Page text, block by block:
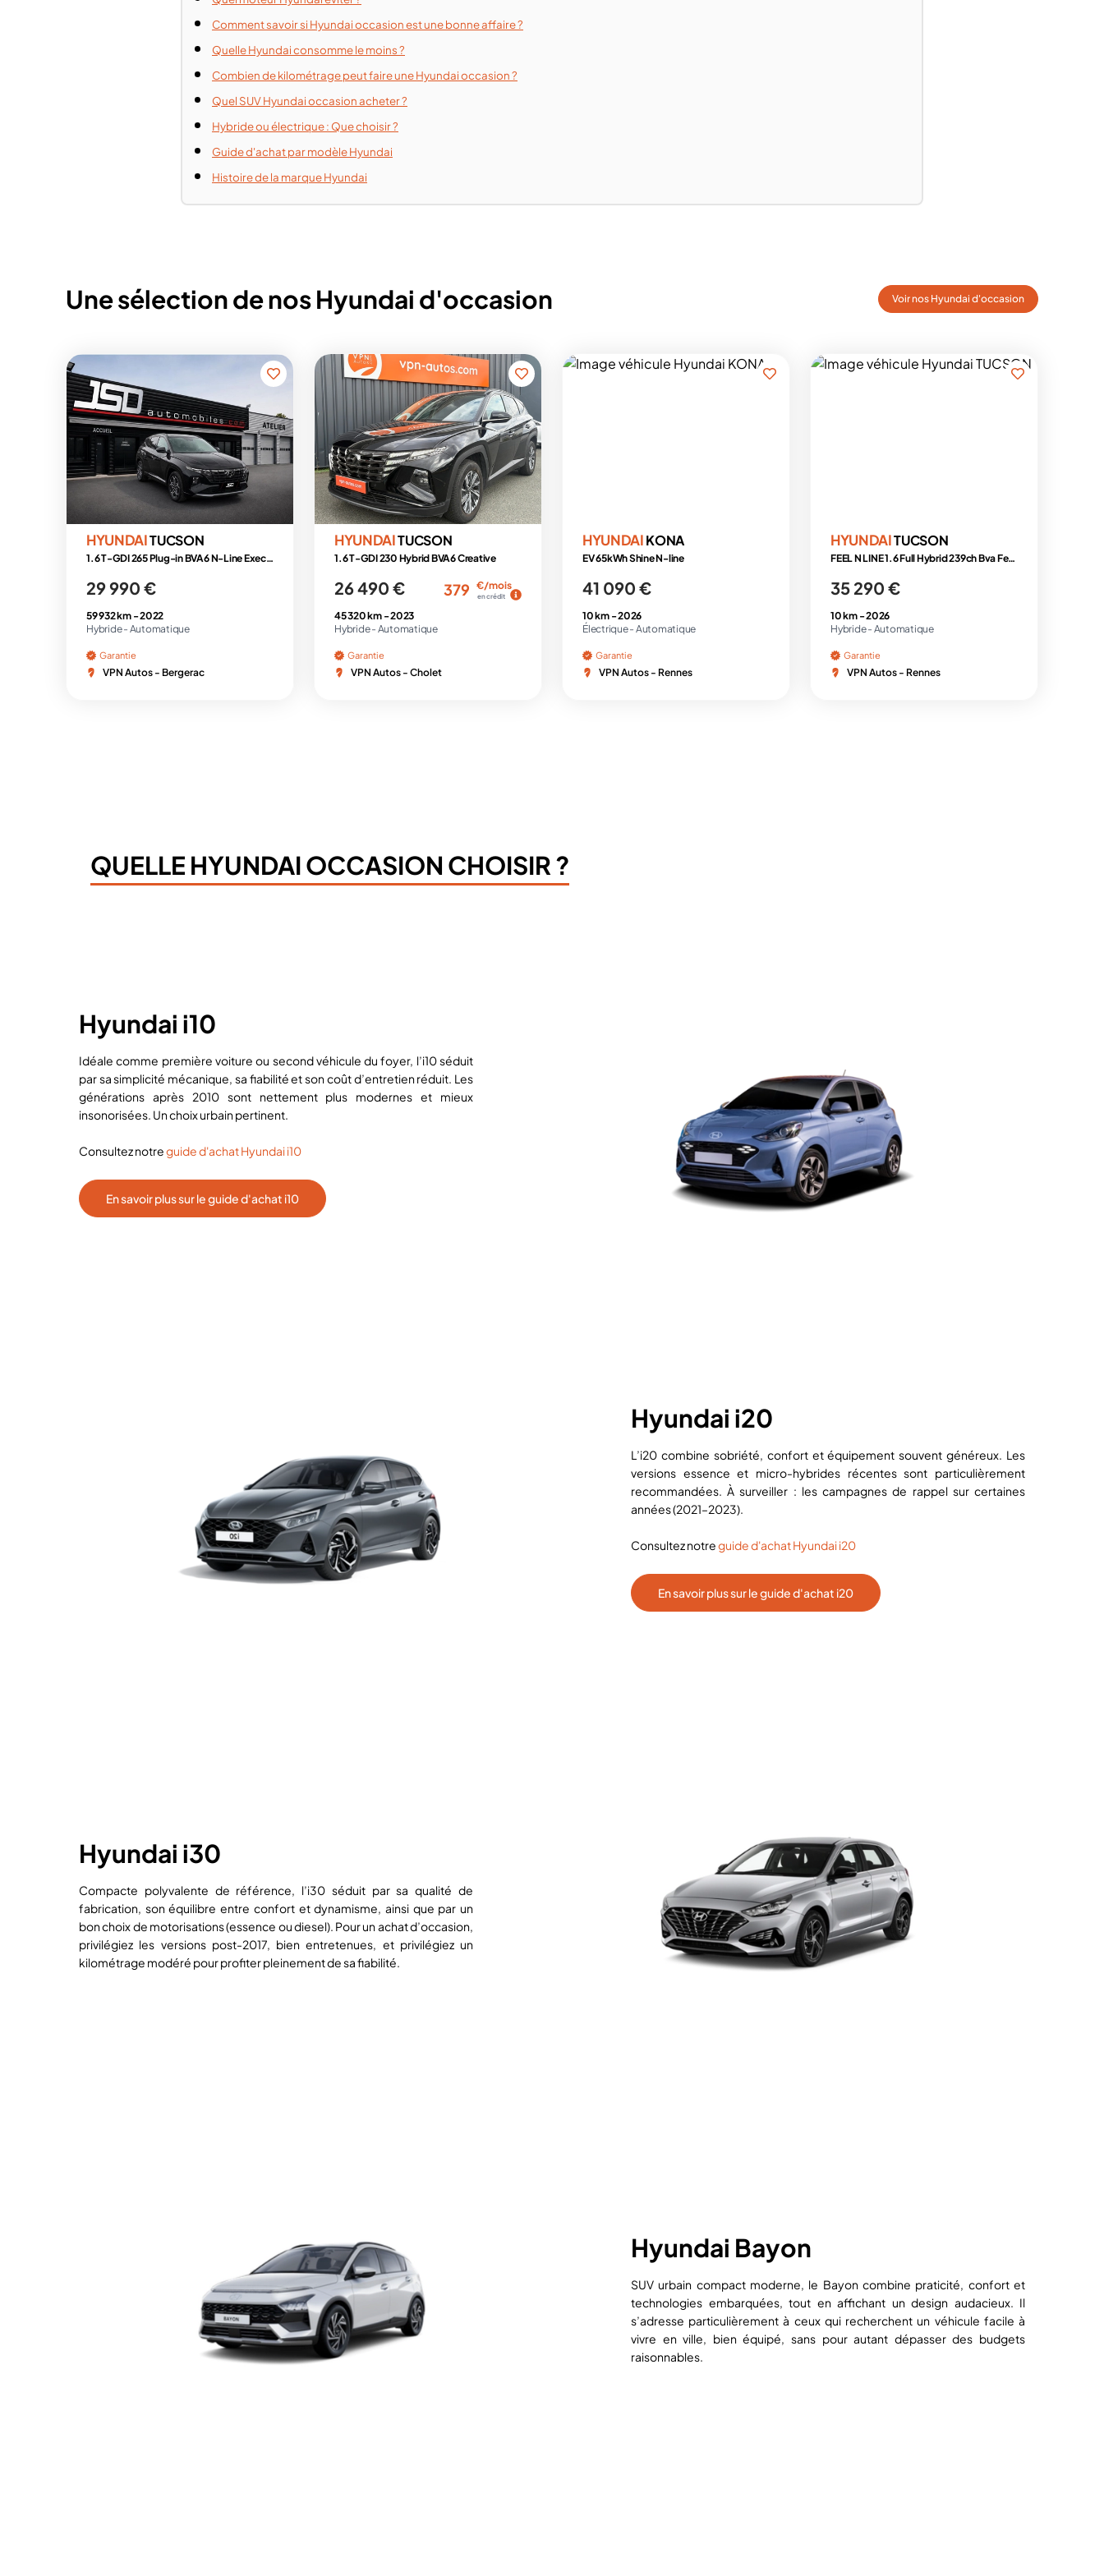
Comment savoir si Hyundai occasion est une bonne affaire ?
Quelle Hyundai consomme le moins ?
Combien de kilométrage peut faire une Hyundai occasion ?
Quel SUV Hyundai occasion acheter ?
Hybride ou électrique : Que choisir ?
Guide d'achat par modèle Hyundai
Histoire de la marque Hyundai
Une sélection de nos Hyundai d'occasion Voir nos Hyundai d'occasion
HYUNDAITUCSON
1.6 T-GDI 265 Plug-in BVA6 N-Line Executive
29 990 €
59 932 km -2022
Hybride - Automatique
Garantie
VPN Autos - Bergerac
HYUNDAITUCSON
1.6 T-GDI 230 Hybrid BVA6 Creative
26 490 € 379 €/mois
en crédit
45 320 km -2023
Hybride - Automatique
Garantie
VPN Autos - Cholet
HYUNDAIKONA
EV 65kWh Shine N-line
41 090 €
10 km -2026
Électrique - Automatique
Garantie
VPN Autos - Rennes
HYUNDAITUCSON
FEEL N LINE 1.6 Full Hybrid 239ch Bva Feel N Line
35 290 €
10 km -2026
Hybride - Automatique
Garantie
VPN Autos - Rennes
QUELLE HYUNDAI OCCASION CHOISIR ?
Hyundai i10
Idéale comme première voiture ou second véhicule du foyer, l’i10 séduit
par sa simplicité mécanique, sa fiabilité et son coût d’entretien réduit. Les
générations après 2010 sont nettement plus modernes et mieux
insonorisées. Un choix urbain pertinent.
Consultez notreguide d'achat Hyundai i10
En savoir plus sur le guide d'achat i10
Hyundai i20
L’i20 combine sobriété, confort et équipement souvent généreux. Les
versions essence et micro-hybrides récentes sont particulièrement
recommandées. À surveiller : les campagnes de rappel sur certaines
années (2021–2023).
Consultez notreguide d'achat Hyundai i20
En savoir plus sur le guide d'achat i20
Hyundai i30
Compacte polyvalente de référence, l’i30 séduit par sa qualité de
fabrication, son équilibre entre confort et dynamisme, ainsi que par un
bon choix de motorisations (essence ou diesel). Pour un achat d’occasion,
privilégiez les versions post-2017, bien entretenues, et privilégiez un
kilométrage modéré pour profiter pleinement de sa fiabilité.
Hyundai Bayon
SUV urbain compact moderne, le Bayon combine praticité, confort et
technologies embarquées, tout en affichant un design audacieux. Il
s’adresse particulièrement à ceux qui recherchent un véhicule facile à
vivre en ville, bien équipé, sans pour autant dépasser des budgets
raisonnables.